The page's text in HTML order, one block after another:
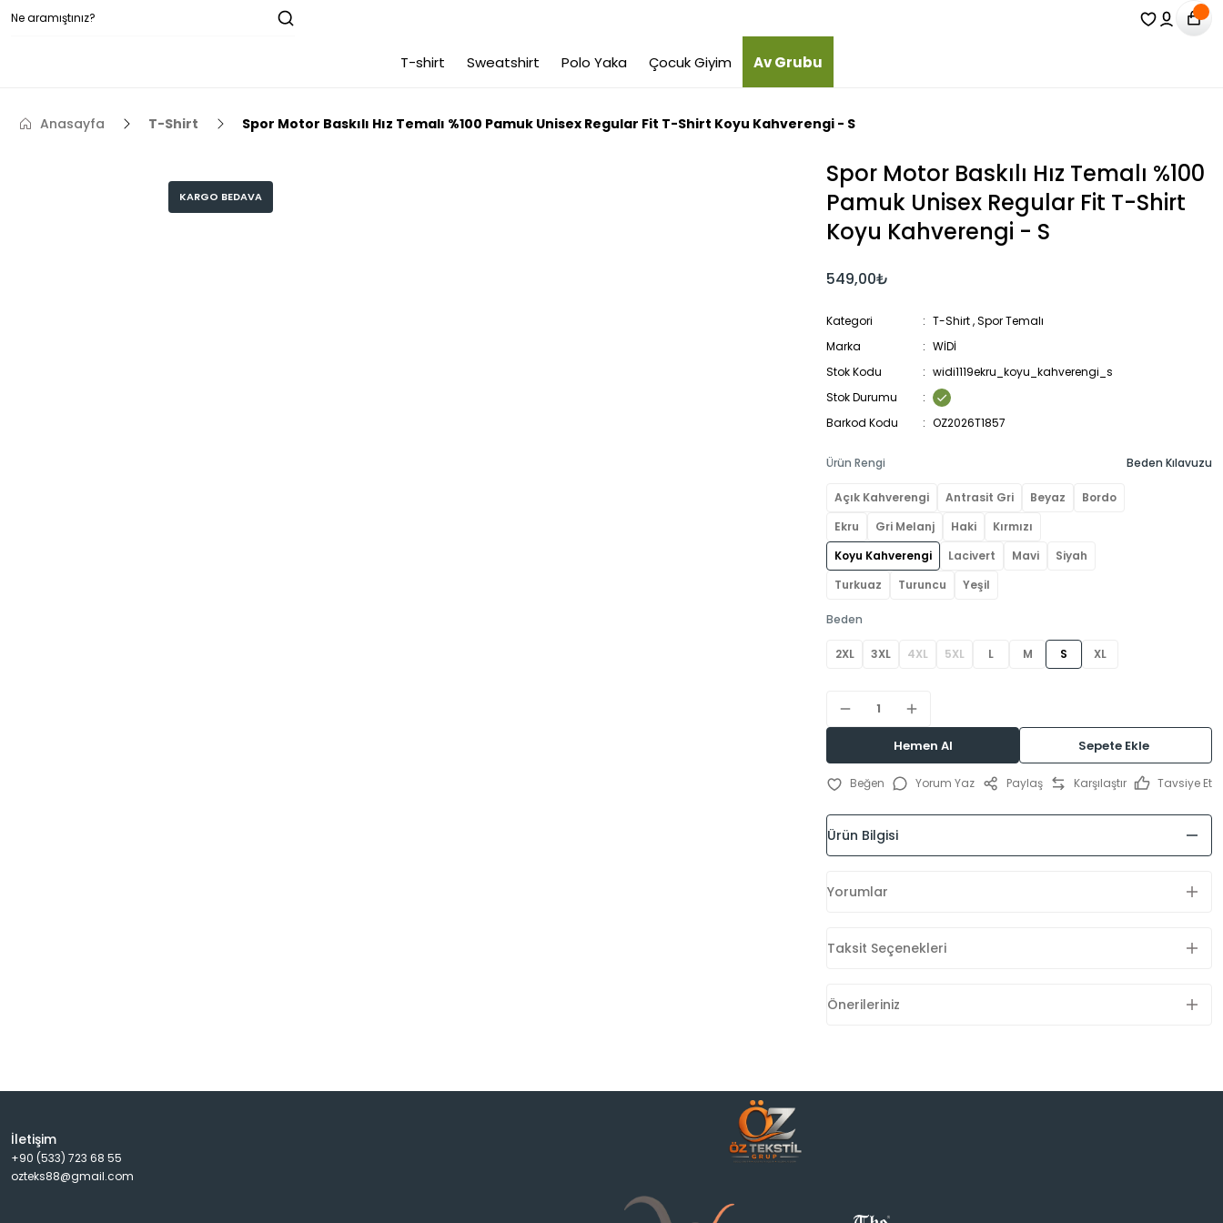
T-shirt Sweatshirt Polo Yaka Çocuk Giyim Av Grubu
Anasayfa T-Shirt Spor Motor Baskılı Hız Temalı %100 Pamuk Unisex Regular Fit T-Shirt Koyu Kahverengi - S
KARGO BEDAVA
Spor Motor Baskılı Hız Temalı %100
Pamuk Unisex Regular Fit T-Shirt
Koyu Kahverengi - S
549,00₺
Kategori T-Shirt,Spor Temalı
Marka
WİDİ
Stok Kodu
widi1119ekru_koyu_kahverengi_s
Stok Durumu
Barkod Kodu
OZ2026T1857
Ürün Rengi
Açık Kahverengi Antrasit Gri Beyaz
Bordo
Ekru
Gri Melanj Haki
Kırmızı
Koyu Kahverengi
Lacivert Mavi
Siyah
Turkuaz
Turuncu Yeşil
Beden
2XL 3XL 4XL 5XL L M S XL
Beden Kılavuzu
Hemen Al Sepete Ekle
Yorum Yaz Paylaş Karşılaştır Tavsiye Et
Ürün Bilgisi
Yorumlar
Taksit Seçenekleri
Önerileriniz
İletişim
+90 (533) 723 68 55
ozteks88@gmail.com